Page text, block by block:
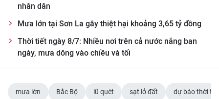
nhân dân
Mưa lớn tại Sơn La gây thiệt hại khoảng 3,65 tỷ đồng
Thời tiết ngày 8/7: Nhiều nơi trên cả nước nắng ban
ngày, mưa dông vào chiều và tối
mưa lớn Bắc Bộ lũ quét sạt lở đất dự báo thời tiết